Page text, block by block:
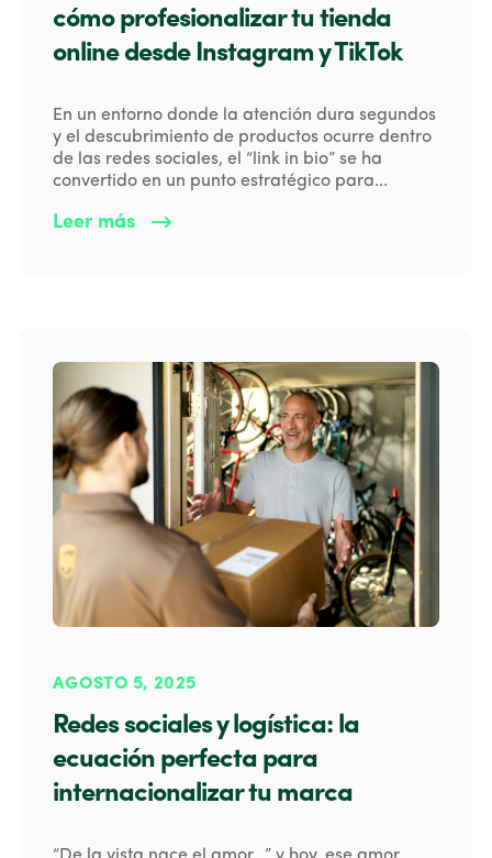
cómo profesionalizar tu tienda
online desde Instagram y TikTok
En un entorno donde la atención dura segundos
y el descubrimiento de productos ocurre dentro
de las redes sociales, el “link in bio” se ha
convertido en un punto estratégico para...
Leer más
AGOSTO 5, 2025
Redes sociales y logística: la
ecuación perfecta para
internacionalizar tu marca